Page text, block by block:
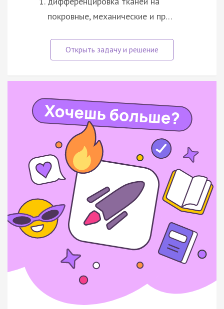
покровные, механические и пр…